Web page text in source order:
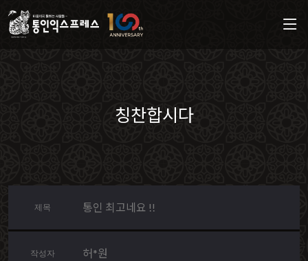
칭찬합시다
제목 통인 최고네요 !!
작성자 허*원